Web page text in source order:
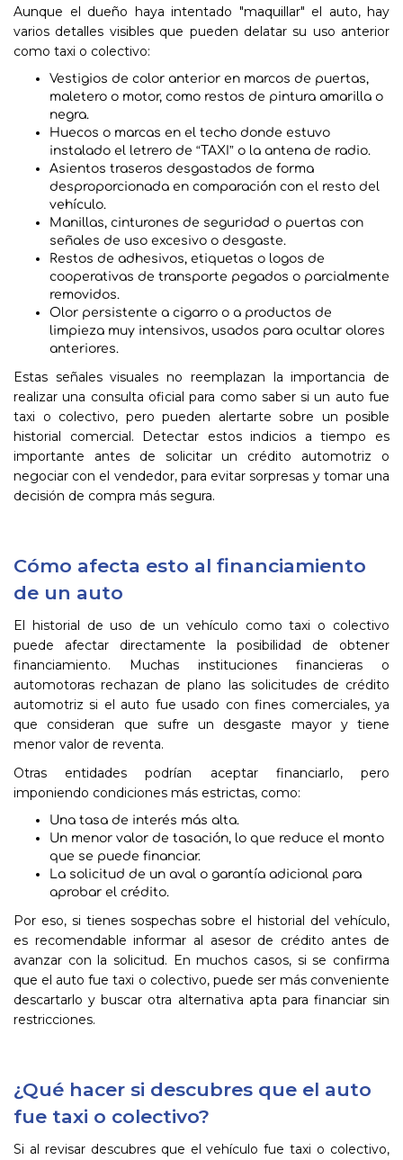
Aunque el dueño haya intentado "maquillar" el auto, hay
varios detalles visibles que pueden delatar su uso anterior
como taxi o colectivo:
Vestigios de color anterior en marcos de puertas,
maletero o motor, como restos de pintura amarilla o
negra.
Huecos o marcas en el techo donde estuvo
instalado el letrero de “TAXI” o la antena de radio.
Asientos traseros desgastados de forma
desproporcionada en comparación con el resto del
vehículo.
Manillas, cinturones de seguridad o puertas con
señales de uso excesivo o desgaste.
Restos de adhesivos, etiquetas o logos de
cooperativas de transporte pegados o parcialmente
removidos.
Olor persistente a cigarro o a productos de
limpieza muy intensivos, usados para ocultar olores
anteriores.
Estas señales visuales no reemplazan la importancia de
realizar una consulta oficial para como saber si un auto fue
taxi o colectivo, pero pueden alertarte sobre un posible
historial comercial. Detectar estos indicios a tiempo es
importante antes de solicitar un crédito automotriz o
negociar con el vendedor, para evitar sorpresas y tomar una
decisión de compra más segura.
Cómo afecta esto al financiamiento
de un auto
El historial de uso de un vehículo como taxi o colectivo
puede afectar directamente la posibilidad de obtener
financiamiento. Muchas instituciones financieras o
automotoras rechazan de plano las solicitudes de crédito
automotriz si el auto fue usado con fines comerciales, ya
que consideran que sufre un desgaste mayor y tiene
menor valor de reventa.
Otras entidades podrían aceptar financiarlo, pero
imponiendo condiciones más estrictas, como:
Una tasa de interés más alta.
Un menor valor de tasación, lo que reduce el monto
que se puede financiar.
La solicitud de un aval o garantía adicional para
aprobar el crédito.
Por eso, si tienes sospechas sobre el historial del vehículo,
es recomendable informar al asesor de crédito antes de
avanzar con la solicitud. En muchos casos, si se confirma
que el auto fue taxi o colectivo, puede ser más conveniente
descartarlo y buscar otra alternativa apta para financiar sin
restricciones.
¿Qué hacer si descubres que el auto
fue taxi o colectivo?
Si al revisar descubres que el vehículo fue taxi o colectivo,